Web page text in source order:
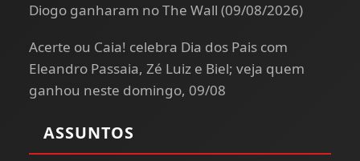
Diogo ganharam no The Wall (09/08/2026)
Acerte ou Caia! celebra Dia dos Pais com
Eleandro Passaia, Zé Luiz e Biel; veja quem
ganhou neste domingo, 09/08
ASSUNTOS